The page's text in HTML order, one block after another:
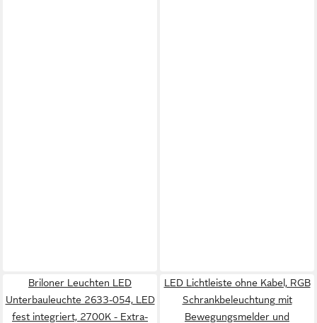
Briloner Leuchten LED
Unterbauleuchte 2633-054, LED
fest integriert, 2700K - Extra-
LED Lichtleiste ohne Kabel, RGB
Schrankbeleuchtung mit
Bewegungsmelder und